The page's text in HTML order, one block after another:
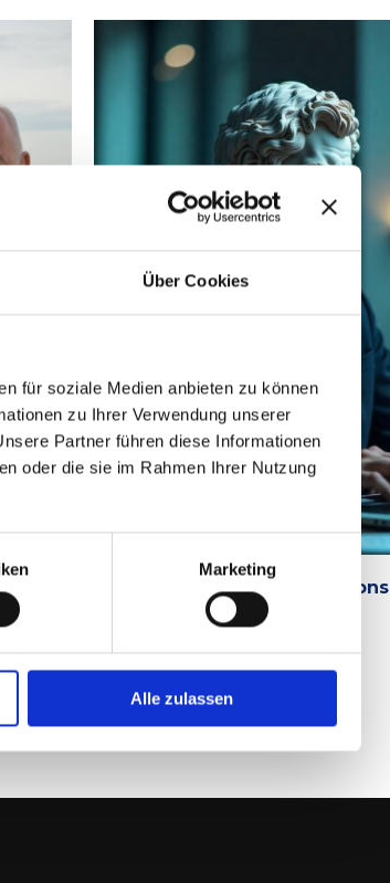
Über Cookies
für soziale Medien anbieten zu können
zu Ihrer Verwendung unserer
Partner führen diese Informationen
oder die sie im Rahmen Ihrer Nutzung
Marketing
Alle zulassen
MetaCompass Public Relations
22. AUGUST 2025